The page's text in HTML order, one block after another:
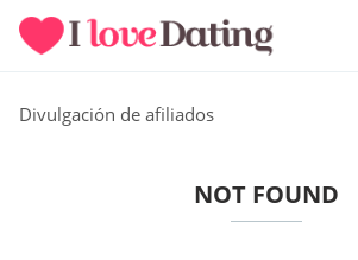
Divulgación de afiliados
NOT FOUND